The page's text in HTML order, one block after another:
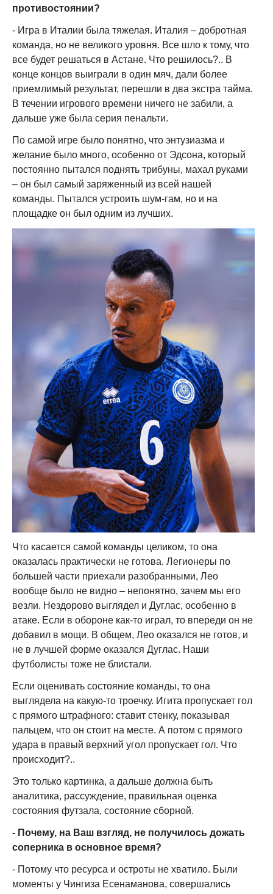
противостоянии?
- Игра в Италии была тяжелая. Италия – добротная
команда, но не великого уровня. Все шло к тому, что
все будет решаться в Астане. Что решилось?.. В
конце концов выиграли в один мяч, дали более
приемлимый результат, перешли в два экстра тайма.
В течении игрового времени ничего не забили, а
дальше уже была серия пенальти.
По самой игре было понятно, что энтузиазма и
желание было много, особенно от Эдсона, который
постоянно пытался поднять трибуны, махал руками
– он был самый заряженный из всей нашей
команды. Пытался устроить шум-гам, но и на
площадке он был одним из лучших.
Что касается самой команды целиком, то она
оказалась практически не готова. Легионеры по
большей части приехали разобранными, Лео
вообще было не видно – непонятно, зачем мы его
везли. Нездорово выглядел и Дуглас, особенно в
атаке. Если в обороне как-то играл, то впереди он не
добавил в мощи. В общем, Лео оказался не готов, и
не в лучшей форме оказался Дуглас. Наши
футболисты тоже не блистали.
Если оценивать состояние команды, то она
выглядела на какую-то троечку. Игита пропускает гол
с прямого штрафного: ставит стенку, показывая
пальцем, что он стоит на месте. А потом с прямого
удара в правый верхний угол пропускает гол. Что
происходит?..
Это только картинка, а дальше должна быть
аналитика, рассуждение, правильная оценка
состояния футзала, состояние сборной.
- Почему, на Ваш взгляд, не получилось дожать
соперника в основное время?
- Потому что ресурса и остроты не хватило. Были
моменты у Чингиза Есенаманова, совершались